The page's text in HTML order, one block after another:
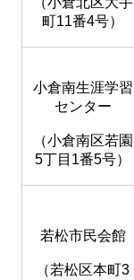
町11番4号）
小倉南生涯学習
センター
（小倉南区若園
5丁目1番5号）
若松市民会館
（若松区本町3